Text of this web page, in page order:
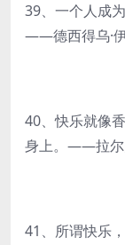
39、一个人成
——德西得乌·
40、快乐就像
身上。——拉尔
41、所谓快乐